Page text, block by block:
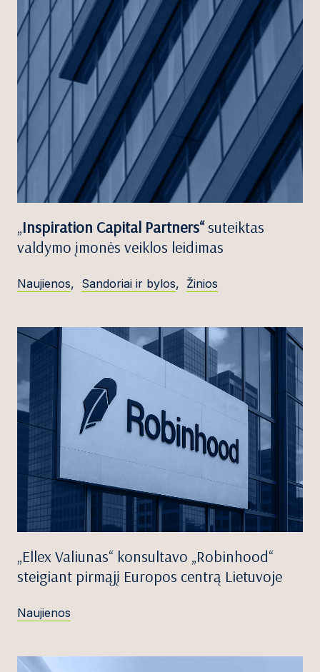
„Inspiration Capital Partners“suteiktas
valdymo įmonės veiklos leidimas
Naujienos, Sandoriai ir bylos, Žinios
„Ellex Valiunas“ konsultavo „Robinhood“
steigiant pirmąjį Europos centrą Lietuvoje
Naujienos